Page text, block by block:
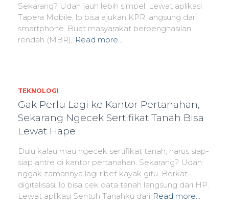
Sekarang? Udah jauh lebih simpel. Lewat aplikasi
Tapera Mobile, lo bisa ajukan KPR langsung dari
smartphone. Buat masyarakat berpenghasilan
rendah (MBR), Read more…
TEKNOLOGI
Gak Perlu Lagi ke Kantor Pertanahan,
Sekarang Ngecek Sertifikat Tanah Bisa
Lewat Hape
Dulu kalau mau ngecek sertifikat tanah, harus siap-
siap antre di kantor pertanahan. Sekarang? Udah
nggak zamannya lagi ribet kayak gitu. Berkat
digitalisasi, lo bisa cek data tanah langsung dari HP.
Lewat aplikasi Sentuh Tanahku dari Read more…